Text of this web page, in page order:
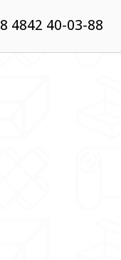
8 4842 40-03-88